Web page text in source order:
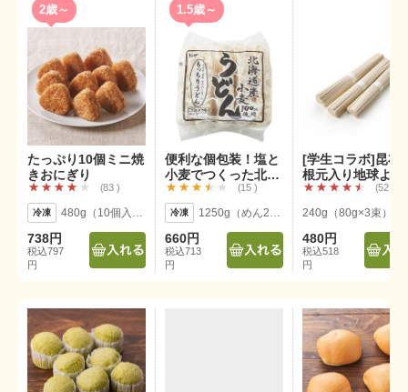
2歳～
たっぷり10個ミニ焼
きおにぎり
83
738円
税込797
円
1.5歳～
便利な個包装！塩と
小麦でつくった北海
道小麦うどん5p
15
660円
税込713
円
[学生コラボ]昆布
根元入り地球よろ
ーんぶそうめん
52
240g（80g×3束）
480円
税込518
円